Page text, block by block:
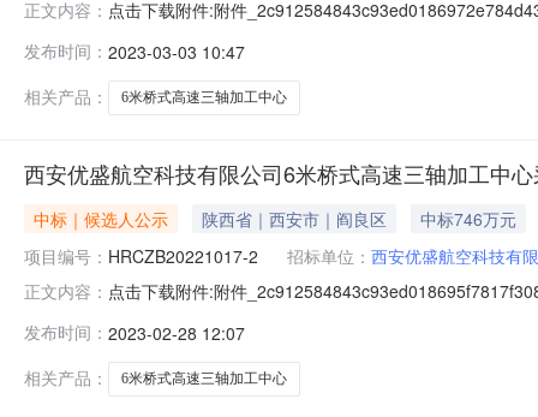
正文内容： 点击下载附件:附件
中标人：广东德玛士智能装备有限公司二、其他：/三、
发布时间： 2023-03-03 10:47
相关产品：
6米桥式高速三轴加工中心
西安优盛航空科技有限公司6米桥式高速三轴加工中
中标｜候选人公示 陕西省｜西安市｜阎良区
中标746万元
项目编号： HRCZB20221017-2 招标单位： 西安优盛航空科技有
正文内容： 点击下载附件:附件
项目（二次）:1、中标候选人基本情况中标候选人第1名
发布时间： 2023-02-28 12:07
相关产品：
6米桥式高速三轴加工中心